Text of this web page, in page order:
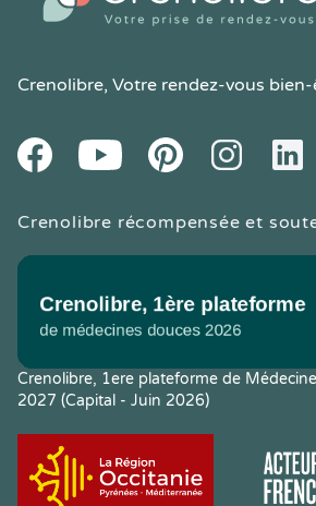
Crenolibre, Votre rendez-vous
FacebookYoutube PinteresetInstagram
Crenolibre récompensée et
Crenolibre, 1ere plateforme de
2027 (Capital - Juin 2026)